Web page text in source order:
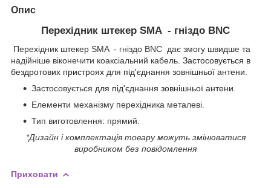
Опис
Перехідник штекер SMA - гніздо BNC
Перехідник штекер SMA - гніздо BNC дає змогу швидше та
надійніше віконечити коаксіальний кабель . Застосовується в
бездротових пристроях для під'єднання зовнішньої антени.
Застосовується для під'єднання зовнішньої антени
Елементи механізму перехідника металеві.
Тип виготовлення: прямий.
*Дизайн і комплектація товару можуть змінюватися
виробником без повідомлення
Приховати